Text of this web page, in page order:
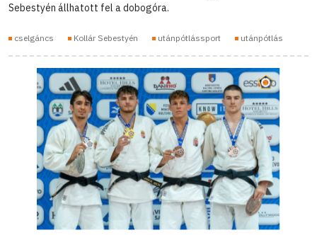
Sebestyén állhatott fel a dobogóra.
cselgáncs Kollár Sebestyén utánpótlássport utánpótlás